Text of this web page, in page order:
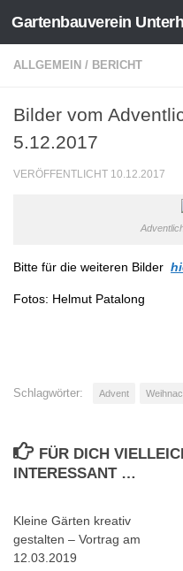
Zum Inhalt springen
Gartenbauverein
ALLGEMEIN / BERICHT
Bilder vom
5.12.2017
VERÖFFENTLICHT 10.12.2017
Bitte für die weiteren Bilder
Fotos: Helmut Patalong
Schlagwörter: Advent
FÜR DICH
INTERESSANT …
Kleine Gärten kreativ
gestalten – Vortrag am
12.03.2019